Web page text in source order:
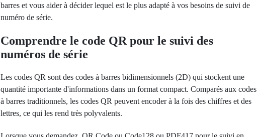
barres et vous aider à décider lequel est le plus adapté à vos besoins de suivi de
numéro de série.
Comprendre le code QR pour le suivi des
numéros de série
Les codes QR sont des codes à barres bidimensionnels (2D) qui stockent une
quantité importante d'informations dans un format compact. Comparés aux codes
à barres traditionnels, les codes QR peuvent encoder à la fois des chiffres et des
lettres, ce qui les rend très polyvalents.